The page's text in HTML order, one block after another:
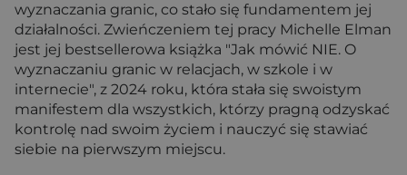
wyznaczania granic, co stało się fundamentem jej
działalności. Zwieńczeniem tej pracy Michelle Elman
jest jej bestsellerowa książka "Jak mówić NIE. O
wyznaczaniu granic w relacjach, w szkole i w
internecie", z 2024 roku, która stała się swoistym
manifestem dla wszystkich, którzy pragną odzyskać
kontrolę nad swoim życiem i nauczyć się stawiać
siebie na pierwszym miejscu.